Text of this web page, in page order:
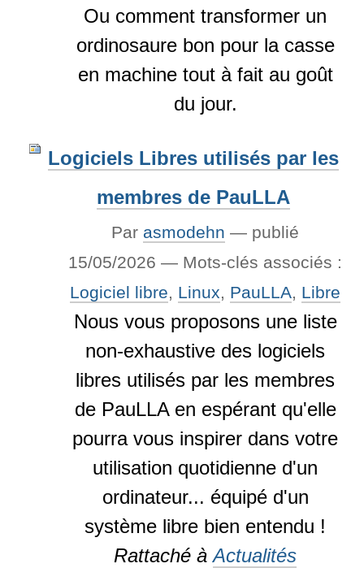
Ou comment transformer un
ordinosaure bon pour la casse
en machine tout à fait au goût
du jour.
Logiciels Libres utilisés par les
membres de PauLLA
Par asmodehn — publié
15/05/2026— Mots-clés associés :
Logiciel libre, Linux, PauLLA, Libre
Nous vous proposons une liste
non-exhaustive des logiciels
libres utilisés par les membres
de PauLLA en espérant qu'elle
pourra vous inspirer dans votre
utilisation quotidienne d'un
ordinateur... équipé d'un
système libre bien entendu !
Rattaché à Actualités